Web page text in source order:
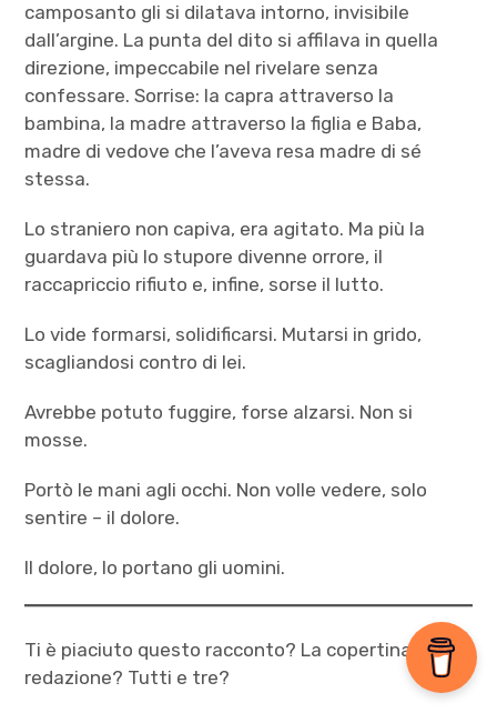
camposanto gli si dilatava intorno, invisibile
dall’argine. La punta del dito si affilava in quella
direzione, impeccabile nel rivelare senza
confessare. Sorrise: la capra attraverso la
bambina, la madre attraverso la figlia e Baba,
madre di vedove che l’aveva resa madre di sé
stessa.
Lo straniero non capiva, era agitato. Ma più la
guardava più lo stupore divenne orrore, il
raccapriccio rifiuto e, infine, sorse il lutto.
Lo vide formarsi, solidificarsi. Mutarsi in grido,
scagliandosi contro di lei.
Avrebbe potuto fuggire, forse alzarsi. Non si
mosse.
Portò le mani agli occhi. Non volle vedere, solo
sentire – il dolore.
Il dolore, lo portano gli uomini.
Ti è piaciuto questo racconto? La copertina? La
redazione? Tutti e tre?